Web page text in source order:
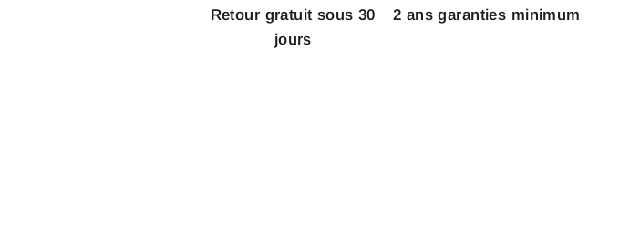
Retour gratuit sous 30
jours
2 ans garanties minimum